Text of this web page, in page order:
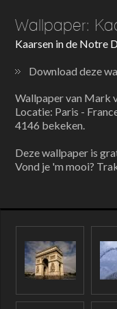
Wallpaper:
Kaarsen in de Notre
Download deze
Wallpaper van Mark
Locatie: Paris -
4146 bekeken.
Deze wallpaper is
Vond je 'm mooi?